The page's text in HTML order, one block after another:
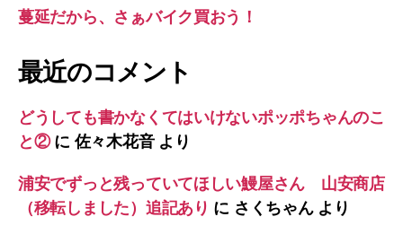
蔓延だから、さぁバイク買おう！
最近のコメント
どうしても書かなくてはいけないポッポちゃんのこ
と②に佐々木花音より
浦安でずっと残っていてほしい鰻屋さん 山安商店
（移転しました）追記あり に さくちゃんより